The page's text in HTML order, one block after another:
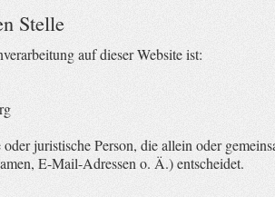
Stelle
auf dieser Website ist:
juristische Person, die allein oder
E-Mail-Adressen o. Ä.) entscheidet.